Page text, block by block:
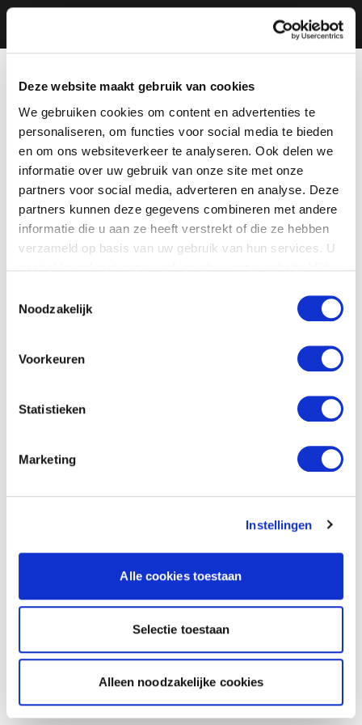
Deze website maakt gebruik van cookies
We gebruiken cookies om content en advertenties te
personaliseren, om functies voor social media te bieden
en om ons websiteverkeer te analyseren. Ook delen we
informatie over uw gebruik van onze site met onze
partners voor social media, adverteren en analyse. Deze
partners kunnen deze gegevens combineren met andere
informatie die u aan ze heeft verstrekt of die ze hebben
verzameld op basis van uw gebruik van hun services. U
Noodzakelijk
Voorkeuren
Statistieken
Marketing
Instellingen
Alle cookies toestaan
Selectie toestaan
Alleen noodzakelijke cookies